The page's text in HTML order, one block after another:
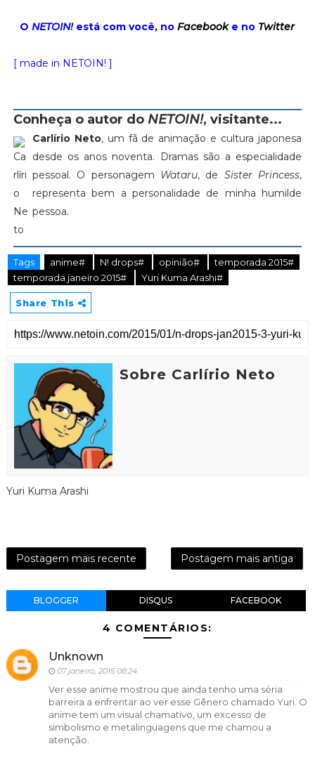
ONETOIN!está com você, noFacebooke no Twitter
[ made in NETOIN! ]
Conheça o autor do NETOIN!, visitante...
Carlírio Neto, um fã de animação e cultura japonesa
desde os anos noventa. Dramas são a especialidade
pessoal. O personagem Wataru, de Sister Princess,
representa bem a personalidade de minha humilde
pessoa.
Tags anime# N! drops# opinião#
temporada 2015#
temporada janeiro 2015#
Yuri Kuma Arashi#
Share This
Sobre Carlírio Neto
Yuri Kuma Arashi
Postagem mais recente Postagem mais antiga
BLOGGER DISQUS FACEBOOK
4 COMENTÁRIOS:
Unknown
07 janeiro, 2015 08:24
Ver esse anime mostrou que ainda tenho uma séria
barreira a enfrentar ao ver esse Gênero chamado Yuri. O
anime tem um visual chamativo, um excesso de
simbolismo e metalinguagens que me chamou a
atenção.